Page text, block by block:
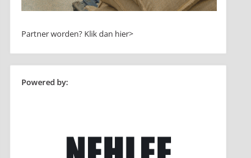
Partner worden? Klik dan hier>
Powered by: